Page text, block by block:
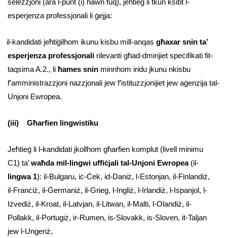
selezzjoni (ara l-punt (i) hawn fuq), jeħtieġ li tkun ksibt l-
esperjenza professjonali li ġejja:
il-kandidati jeħtiġilhom ikunu kisbu mill-anqas għaxar snin ta’
esperjenza professjonali rilevanti għad-dmirijiet speċifikati fit-
taqsima A.2., li ħames snin minnhom iridu jkunu nkisbu
f’amministrazzjoni nazzjonali jew f’istituzzjonijiet jew aġenzija tal-
Unjoni Ewropea.
(iii) Għarfien lingwistiku
Jeħtieġ li l-kandidati jkollhom għarfien komplut (livell minimu
C1) ta’waħda mil-lingwi uffiċjali tal-Unjoni Ewropea (il-
lingwa 1): il-Bulgaru, iċ-Ċek, id-Daniż, l-Estonjan, il-Finlandiż,
il-Franċiż, il-Ġermaniż, il-Grieg, l-Ingliż, l-Irlandiż, l-Ispanjol, l-
Iżvediż, il-Kroat, il-Latvjan, il-Litwan, il-Malti, l-Olandiż, il-
Pollakk, il-Portugiż, ir-Rumen, is-Slovakk, is-Sloven, it-Taljan
jew l-Ungeriż,